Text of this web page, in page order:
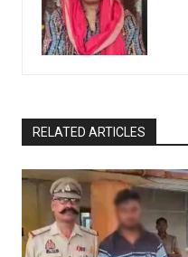
RELATED ARTICLES